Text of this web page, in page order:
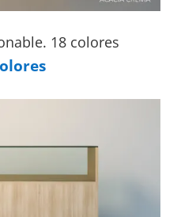
18 colores